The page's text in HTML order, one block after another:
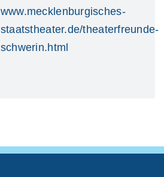
www.mecklenburgisches-
staatstheater.de/theaterfreunde-
schwerin.html